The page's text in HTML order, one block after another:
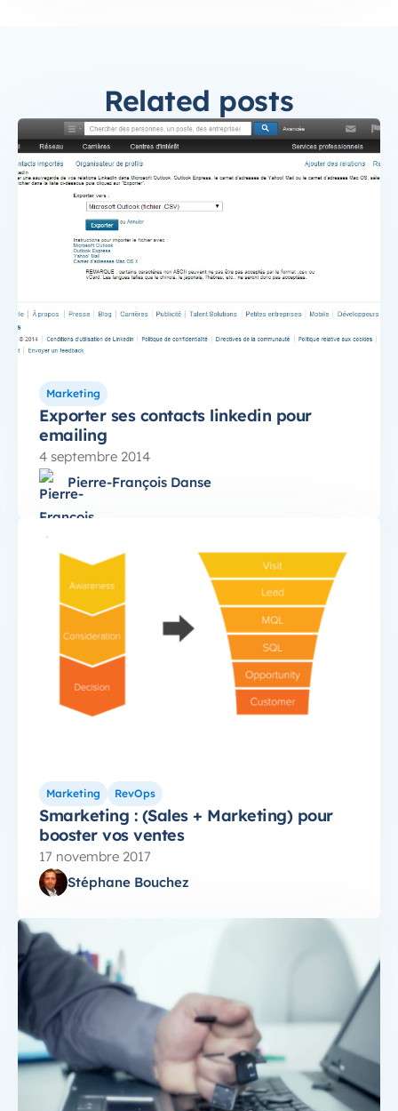
Related posts
Marketing
Exporter ses contacts linkedin pour
emailing
4 septembre 2014
Pierre-François Danse
Marketing RevOps
Smarketing : (Sales + Marketing) pour
booster vos ventes
17 novembre 2017
Stéphane Bouchez